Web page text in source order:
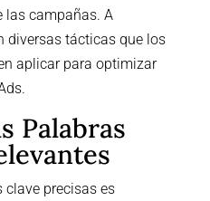
las campañas. A
diversas tácticas que los
aplicar para optimizar
Palabras
clave precisas es